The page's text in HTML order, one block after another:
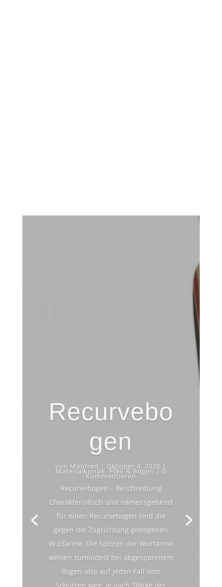
Recurvebo
gen
von Manfred | Oktober 4, 2020 |
Materialkunde,Pfeil & Bogen| 0
Kommentieren
Recurvebogen – Beschreibung
Charakteristisch und namensgebend
für einen Recurvebogen sind die
gegen die Zugrichtung gebogenen
Wurfarme. Die Spitzen der Wurfarme
weisen zumindest bei abgespanntem
Bogen also auf jeden Fall vom